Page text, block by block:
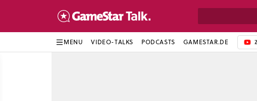
MENU VIDEO-TALKS PODCASTS GAMESTAR.DE